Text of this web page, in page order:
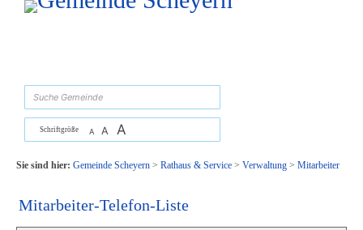
Zum Inhalt, zur Navigationoder zur Startseite springen.
Schriftgröße A A A
Sie sind hier: Gemeinde Scheyern> Rathaus & Service> Verwaltung> Mitarbeiter
Mitarbeiter-Telefon-Liste